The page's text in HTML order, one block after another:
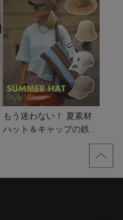
もう迷わない！ 夏素材
ハット＆キャップの鉄板